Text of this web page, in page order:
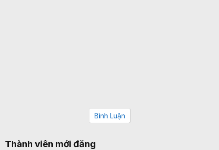
Bình Luận
Thành viên mới đăng